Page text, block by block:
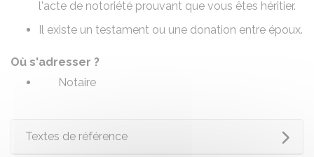
l'acte de notoriété prouvant que vous êtes héritier.
Il existe un testament ou une donation entre époux.
Où s'adresser ?
Notaire
Textes de référence